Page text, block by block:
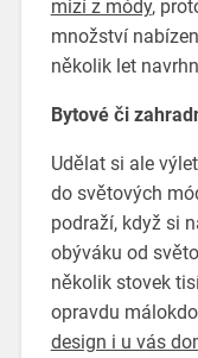
mizí z módy,
množství
několik let
Bytové či
Udělat si ale
do světových
podraží, když si
obýváku od
několik stovek
opravdu
design i u vás